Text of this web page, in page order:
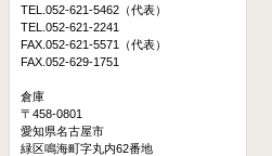
TEL.052-621-5462（代表）
TEL.052-621-2241
FAX.052-621-5571（代表）
FAX.052-629-1751
倉庫
〒458-0801
愛知県名古屋市
緑区鳴海町字丸内62番地